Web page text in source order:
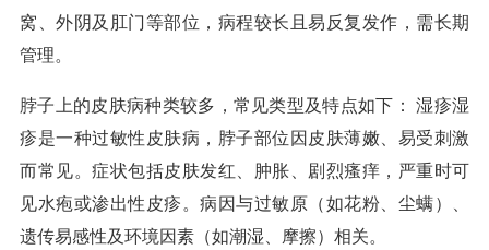
窝、外阴及肛门等部位，病程较长且易反复发作，需长期
管理。
脖子上的皮肤病种类较多，常见类型及特点如下： 湿疹湿
疹是一种过敏性皮肤病，脖子部位因皮肤薄嫩、易受刺激
而常见。症状包括皮肤发红、肿胀、剧烈瘙痒，严重时可
见水疱或渗出性皮疹。病因与过敏原（如花粉、尘螨）、
遗传易感性及环境因素（如潮湿、摩擦）相关。